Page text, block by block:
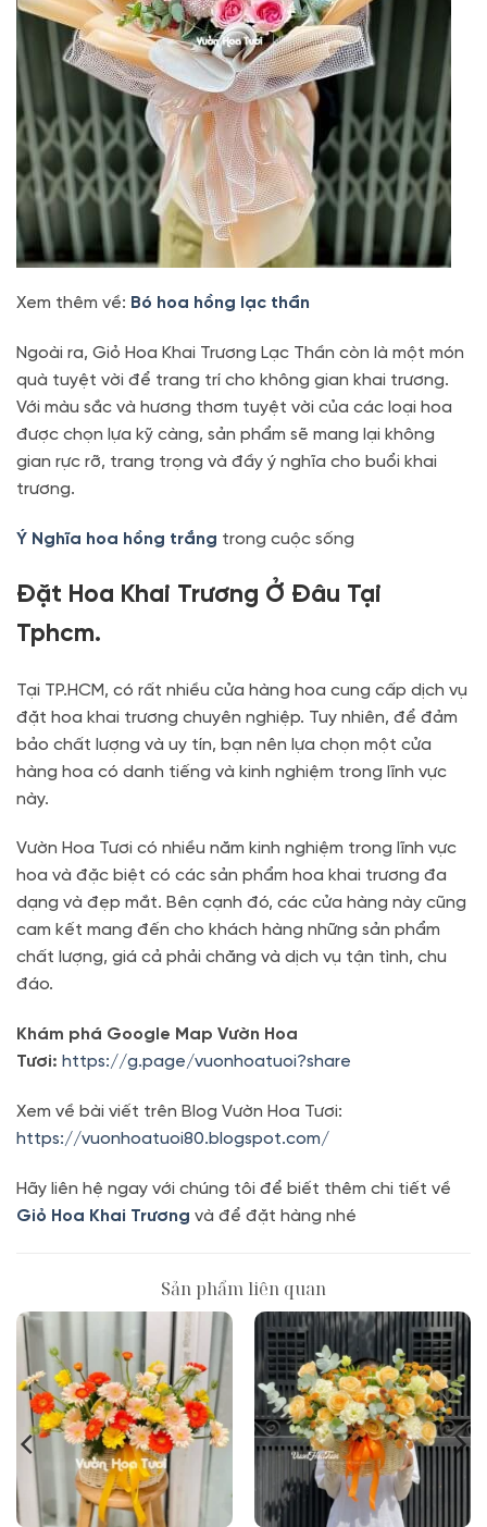
Xem thêm về: Bó hoa hồng lạc thần
Ngoài ra, Giỏ Hoa Khai Trương Lạc Thần còn là một món
quà tuyệt vời để trang trí cho không gian khai trương.
Với màu sắc và hương thơm tuyệt vời của các loại hoa
được chọn lựa kỹ càng, sản phẩm sẽ mang lại không
gian rực rỡ, trang trọng và đầy ý nghĩa cho buổi khai
trương.
Ý Nghĩa hoa hồng trắng trong cuộc sống
Đặt Hoa Khai Trương Ở Đâu Tại
Tphcm.
Tại TP.HCM, có rất nhiều cửa hàng hoa cung cấp dịch vụ
đặt hoa khai trương chuyên nghiệp. Tuy nhiên, để đảm
bảo chất lượng và uy tín, bạn nên lựa chọn một cửa
hàng hoa có danh tiếng và kinh nghiệm trong lĩnh vực
này.
Vườn Hoa Tươi có nhiều năm kinh nghiệm trong lĩnh vực
hoa và đặc biệt có các sản phẩm hoa khai trương đa
dạng và đẹp mắt. Bên cạnh đó, các cửa hàng này cũng
cam kết mang đến cho khách hàng những sản phẩm
chất lượng, giá cả phải chăng và dịch vụ tận tình, chu
đáo.
Khám phá Google Map Vườn Hoa
Tươi: https://g.page/vuonhoatuoi?share
Xem về bài viết trên Blog Vườn Hoa Tươi:
https://vuonhoatuoi80.blogspot.com/
Hãy liên hệ ngay với chúng tôi để biết thêm chi tiết về
Giỏ Hoa Khai Trương và để đặt hàng nhé
Sản phẩm liên quan